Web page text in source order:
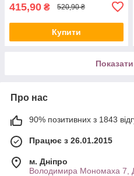
415,90 ₴ 520,90 ₴
Купити
Про нас
90% позитивних з 1843
Працює з 26.01.2015
м. Дніпро
Володимира Мономаха 7,